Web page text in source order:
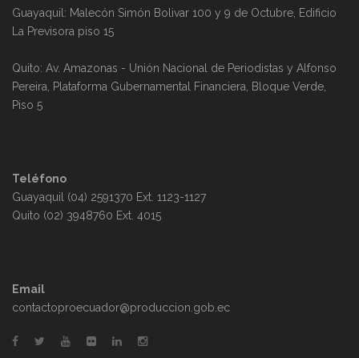
Guayaquil: Malecón Simón Bolivar 100 y 9 de Octubre, Edificio
La Previsora piso 15
Quito: Av. Amazonas - Unión Nacional de Periodistas y Alfonso
Pereira, Plataforma Gubernamental Financiera, Bloque Verde,
Piso 5
Teléfono
Guayaquil (04) 2591370 Ext. 1123-1127
Quito (02) 3948760 Ext. 4015
Email
contactoproecuador@produccion.gob.ec